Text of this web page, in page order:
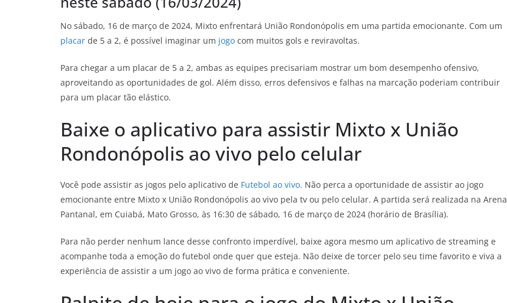
No sábado, 16 de março de 2024, Mixto enfrentará União Rondonópolis em uma partida emocionante. Com um
placar de 5 a 2, é possível imaginar um jogo com muitos gols e reviravoltas.
Para chegar a um placar de 5 a 2, ambas as equipes precisariam mostrar um bom desempenho ofensivo,
aproveitando as oportunidades de gol. Além disso, erros defensivos e falhas na marcação poderiam contribuir
para um placar tão elástico.
Baixe o aplicativo para assistir Mixto x União
Rondonópolis ao vivo pelo celular
Você pode assistir as jogos pelo aplicativo de Futebol ao vivo. Não perca a oportunidade de assistir ao jogo
emocionante entre Mixto x União Rondonópolis ao vivo pela tv ou pelo celular. A partida será realizada na Arena
Pantanal, em Cuiabá, Mato Grosso, às 16:30 de sábado, 16 de março de 2024 (horário de Brasília).
Para não perder nenhum lance desse confronto imperdível, baixe agora mesmo um aplicativo de streaming e
acompanhe toda a emoção do futebol onde quer que esteja. Não deixe de torcer pelo seu time favorito e viva a
experiência de assistir a um jogo ao vivo de forma prática e conveniente.